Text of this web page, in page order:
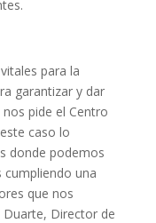
para la
garantizar y dar
pide el Centro
caso lo
donde podemos
una
que nos
Duarte, Director de